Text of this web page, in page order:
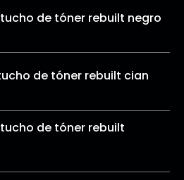
de tóner rebuilt negro
de tóner rebuilt cian
de tóner rebuilt